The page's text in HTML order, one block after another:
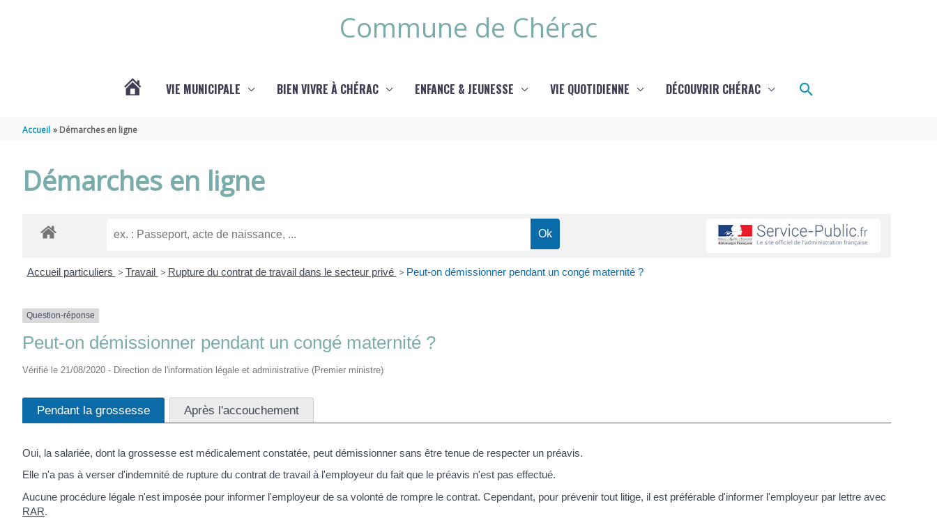
Commune de Chérac
VIE MUNICIPALE BIEN VIVRE À CHÉRAC ENFANCE & JEUNESSE VIE QUOTIDIENNE DÉCOUVRIR CHÉRAC Rechercher
Accueil Démarches en ligne
Démarches en ligne
Accueil particuliers > Travail > Rupture du contrat de travail dans le secteur privé > Peut-on démissionner pendant un congé maternité ?
Question-réponse
Peut-on démissionner pendant un congé maternité ?
Vérifié le 21/08/2020 - Direction de l'information légale et administrative (Premier ministre)
Pendant la grossesse Après l'accouchement
Oui, la salariée, dont la grossesse est médicalement constatée, peut démissionner sans être tenue de respecter un préavis.
Elle n'a pas à verser d'indemnité de rupture du contrat de travail à l'employeur du fait que le préavis n'est pas effectué.
Aucune procédure légale n'est imposée pour informer l'employeur de sa volonté de rompre le contrat. Cependant, pour prévenir tout litige, il est préférable d'informer l'employeur par lettre avec
RAR.